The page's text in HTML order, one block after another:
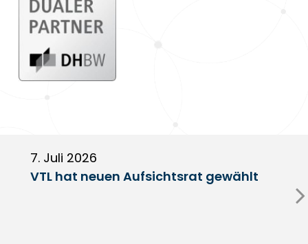
7. Juli 2026
VTL hat neuen Aufsichtsrat gewählt